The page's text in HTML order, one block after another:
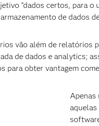
“dados certos, para o
de dados
vão além de
de dados e analytics;
para obter vantagem
Apenas
aquelas